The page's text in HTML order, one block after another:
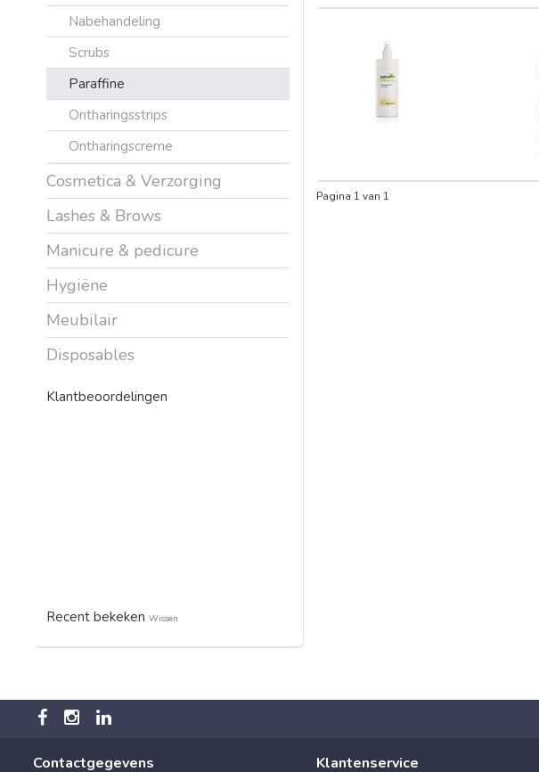
Nabehandeling
Scrubs
Paraffine
Ontharingsstrips
Ontharingscreme
Cosmetica & Verzorging
Lashes & Brows
Manicure & pedicure
Hygiëne
Meubilair
Disposables
Klantbeoordelingen
Recent bekeken Wissen
Pagina 1 van 1
Contactgegevens Klantenservice